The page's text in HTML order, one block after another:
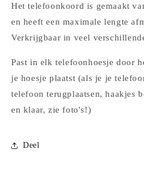
Het telefoonkoord is gemaakt
en heeft een maximale lengte
Verkrijgbaar in veel
Past in elk telefoonhoesje door
je hoesje plaatst (als je je
telefoon terugplaatsen, haakjes
en klaar, zie foto's!)
Deel